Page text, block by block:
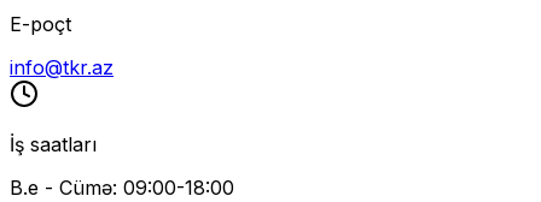
E-poçt
info@tkr.az
İş saatları
B.e - Cümə: 09:00-18:00